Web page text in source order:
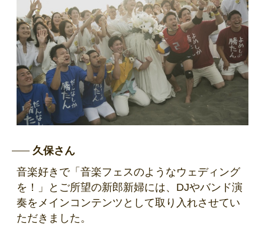
久保さん
音楽好きで「音楽フェスのようなウェディング
を！」とご所望の新郎新婦には、DJやバンド演
奏をメインコンテンツとして取り入れさせてい
ただきました。